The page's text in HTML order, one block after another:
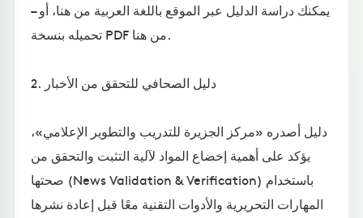
– يمكنك دراسة الدليل عبر الموقع باللغة العربية من هنا، أو
تحميله بنسخة PDF من هنا.
2. دليل الصحافي للتحقق من الأخبار
دليل أصدره «مركز الجزيرة للتدريب والتطوير الإعلامي»،
يؤكد على أهمية إخضاع المواد لآلية التثبت والتحقق من
صحتها (News Validation & Verification) باستخدام
المهارات التحريرية والأدوات التقنية معًا قبل إعادة نشرها